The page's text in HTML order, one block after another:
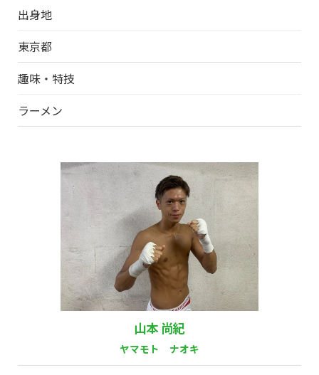
出身地
東京都
趣味・特技
ラーメン
山本 尚紀
ヤマモト ナオキ